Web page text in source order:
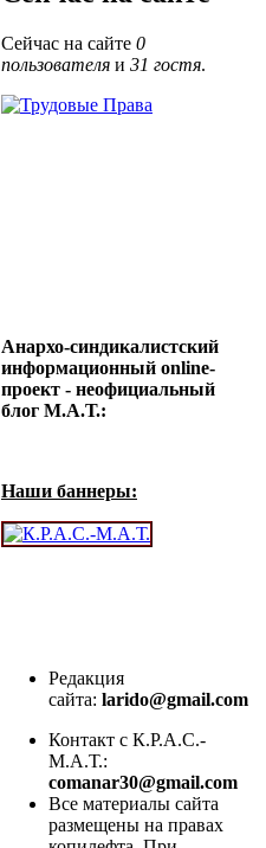
Сейчас на сайте 0
пользователя и 31 гостя.
Анархо-синдикалистский
информационный online-
проект - неофициальный
блог М.А.Т.:
Наши баннеры:
Редакция
сайта: larido@gmail.com
Контакт с К.Р.А.С.-
М.А.Т.:
comanar30@gmail.com
Все материалы сайта
размещены на правах